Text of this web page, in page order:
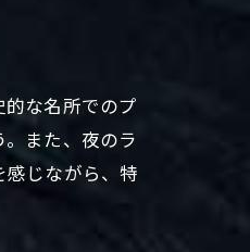
な名所でのプ
また、夜のラ
じながら、特